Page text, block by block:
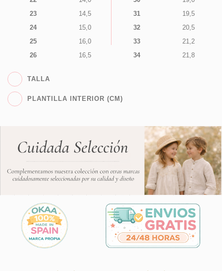
23
14,5
24
15,0
25
16,0
26
16,5
31
19,5
32
20,5
33
21,2
34
21,8
TALLA
PLANTILLA INTERIOR (CM)